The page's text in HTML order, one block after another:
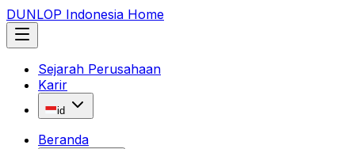
DUNLOP Indonesia Home
Sejarah Perusahaan
Karir
id
Beranda